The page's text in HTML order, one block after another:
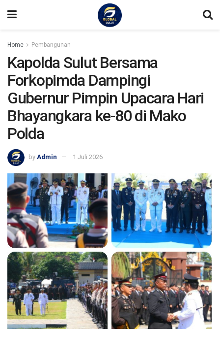
Home Pembangunan
Kapolda Sulut Bersama
Forkopimda Dampingi
Gubernur Pimpin Upacara Hari
Bhayangkara ke-80 di Mako
Polda
by Admin 1 Juli 2026